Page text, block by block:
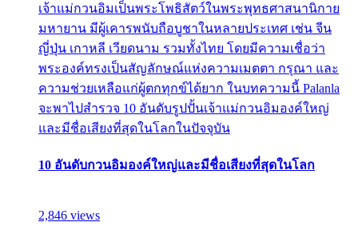
เจ้าแม่กวนอิมเป็นพระโพธิสัตว์ในพระพุทธศาสนานิกาย
มหายาน มีผู้เคารพนับถือบูชาในหลายประเทศ เช่น จีน
ญี่ปุ่น เกาหลี เวียดนาม รวมทั้งไทย โดยมีความเชื่อว่า
พระองค์ทรงเป็นสัญลักษณ์แห่งความเมตตา กรุณา และ
ความช่วยเหลือแก่ผู้ตกทุกข์ได้ยาก ในบทความนี้ Palanla
จะพาไปสำรวจ 10 อันดับรูปปั้นเจ้าแม่กวนอิมองค์ใหญ่
และมีชื่อเสียงที่สุดในโลกในปัจจุบัน
10 อันดับกวนอิมองค์ใหญ่และมีชื่อเสียงที่สุดในโลก
2,846 views